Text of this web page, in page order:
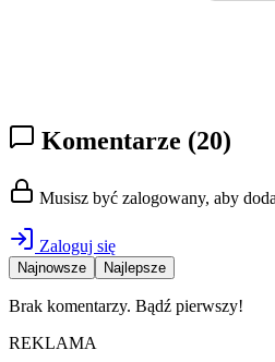
Komentarze (20)
Musisz być zalogowany, aby
Zaloguj się
Najnowsze Najlepsze
Brak komentarzy. Bądź pierwszy!
REKLAMA